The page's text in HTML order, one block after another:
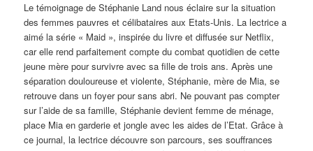
Le témoignage de Stéphanie Land nous éclaire sur la situation
des femmes pauvres et célibataires aux Etats-Unis. La lectrice a
aimé la série « Maid », inspirée du livre et diffusée sur Netflix,
car elle rend parfaitement compte du combat quotidien de cette
jeune mère pour survivre avec sa fille de trois ans. Après une
séparation douloureuse et violente, Stéphanie, mère de Mia, se
retrouve dans un foyer pour sans abri. Ne pouvant pas compter
sur l’aide de sa famille, Stéphanie devient femme de ménage,
place Mia en garderie et jongle avec les aides de l’Etat. Grâce à
ce journal, la lectrice découvre son parcours, ses souffrances